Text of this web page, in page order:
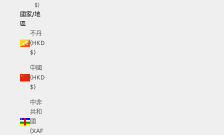
$)
國家/地
區
不丹
(HKD
$)
中國
(HKD
$)
中非
共和
國
(XAF